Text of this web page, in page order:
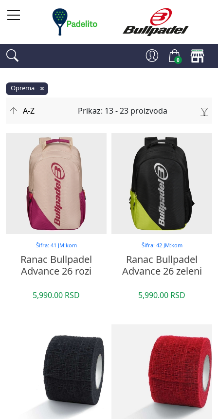
0
Oprema
Prikaz: 13 - 23 proizvoda
Šifra: 41 JM:kom
Ranac Bullpadel
Advance 26 rozi
5,990.00 RSD
Šifra: 42 JM:kom
Ranac Bullpadel
Advance 26 zeleni
5,990.00 RSD